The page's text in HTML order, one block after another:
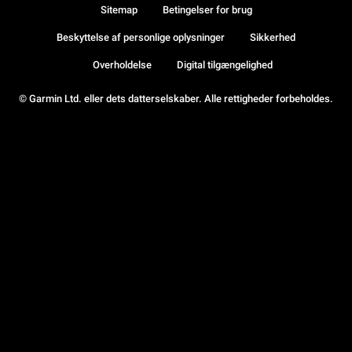
© Garmin Ltd. eller dets datterselskaber. Alle rettigheder forbeholdes.
Sitemap Betingelser for brug
Beskyttelse af personlige oplysninger Sikkerhed
Overholdelse Digital tilgængelighed